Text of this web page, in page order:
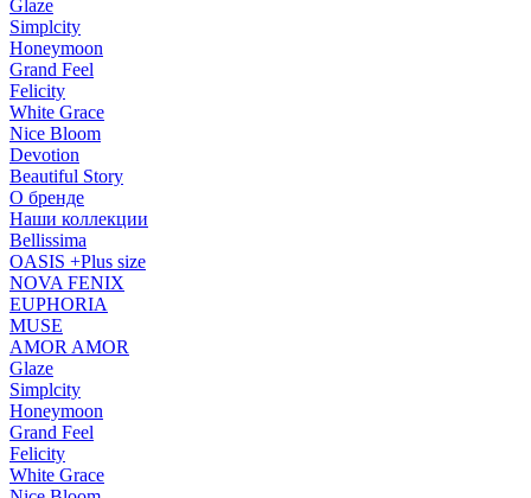
Glaze
Simplcity
Honeymoon
Grand Feel
Felicity
White Grace
Nice Bloom
Devotion
Beautiful Story
О бренде
Наши коллекции
Bellissima
OASIS +Plus size
NOVA FENIX
EUPHORIA
MUSE
AMOR AMOR
Glaze
Simplcity
Honeymoon
Grand Feel
Felicity
White Grace